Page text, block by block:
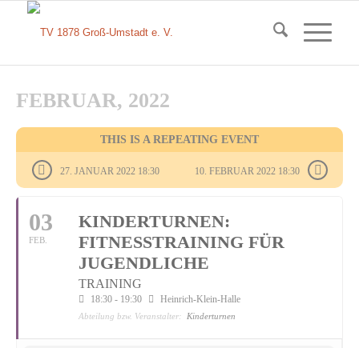
FEBRUAR, 2022
THIS IS A REPEATING EVENT
27. JANUAR 2022 18:30 10. FEBRUAR 2022 18:30
03
FEB.
KINDERTURNEN:
FITNESSTRAINING FÜR
JUGENDLICHE
TRAINING
18:30 - 19:30 Heinrich-Klein-Halle
Abteilung bzw. Veranstalter: Kinderturnen